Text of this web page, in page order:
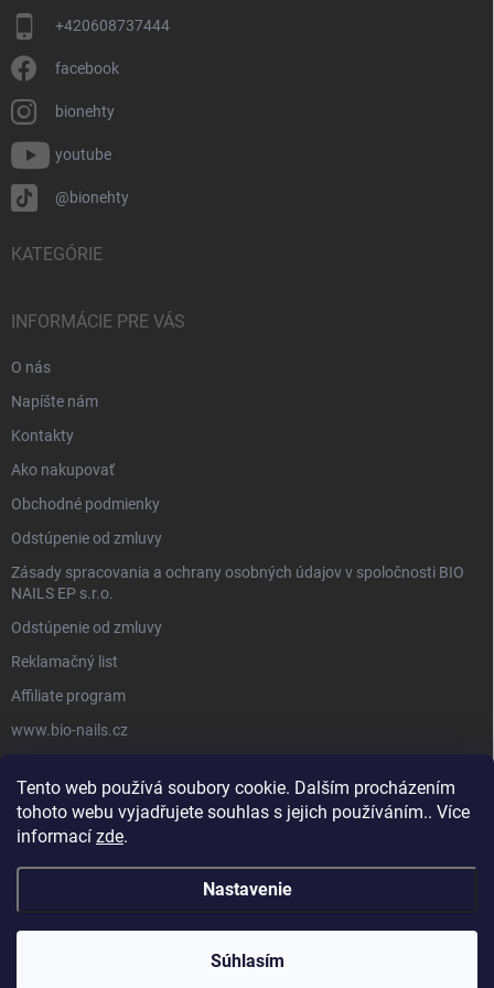
Tento web používá soubory cookie. Dalším procházením
tohoto webu vyjadřujete souhlas s jejich používáním.. Více
informací zde.
Nastavenie
Súhlasím
+420608737444
facebook
bionehty
youtube
@bionehty
KATEGÓRIE
INFORMÁCIE PRE VÁS
O nás
Napíšte nám
Kontakty
Ako nakupovať
Obchodné podmienky
Odstúpenie od zmluvy
Zásady spracovania a ochrany osobných údajov v spoločnosti BIO
NAILS EP s.r.o.
Odstúpenie od zmluvy
Reklamačný list
Affiliate program
www.bio-nails.cz
FACEBOOK
BIO NAILS . Všetky práva vyhradené.